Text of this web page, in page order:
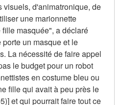
visuels, d'animatronique, de
une marionnette
masquée", a déclaré
un masque et le
La nécessité de faire appel
le budget pour un robot
en costume bleu ou
fille qui avait à peu près le
et qui pourrait faire tout ce